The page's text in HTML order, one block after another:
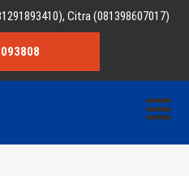
Citra (081398607017)